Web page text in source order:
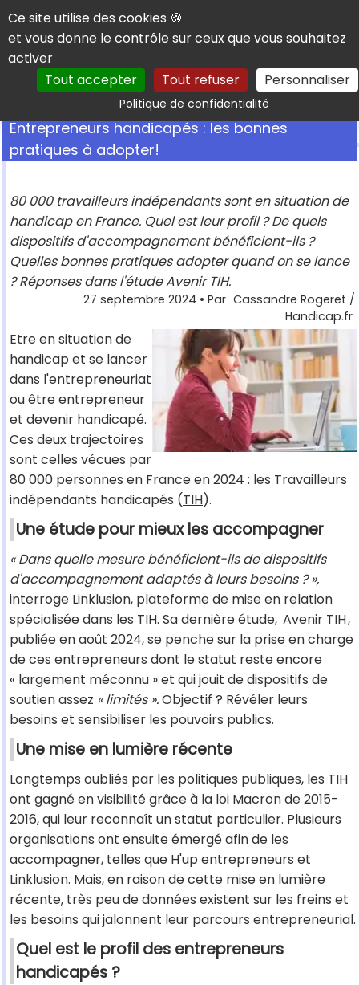
Panneau de gestion des cookies
Ce site utilise des cookies 🍪
et vous donne le contrôle sur ceux que vous souhaitez
activer
Tout accepter
Tout refuser Personnaliser
Politique de confidentialitéRechercher
Entrepreneurs handicapés : les bonnes
pratiques à adopter!
80 000 travailleurs indépendants sont en situation de
handicap en France. Quel est leur profil ? De quels
dispositifs d'accompagnement bénéficient-ils ?
Quelles bonnes pratiques adopter quand on se lance
? Réponses dans l'étude Avenir TIH.
27 septembre 2024 • Par Cassandre Rogeret /
Handicap.fr
Etre en situation de
handicap et se lancer
dans l'entrepreneuriat
ou être entrepreneur
et devenir handicapé.
Ces deux trajectoires
sont celles vécues par
80 000 personnes en France en 2024 : les Travailleurs
indépendants handicapés (TIH).
Une étude pour mieux les accompagner
« Dans quelle mesure bénéficient-ils de dispositifs
d'accompagnement adaptés à leurs besoins ? »,
interroge Linklusion, plateforme de mise en relation
spécialisée dans les TIH. Sa dernière étude, Avenir TIH,
publiée en août 2024, se penche sur la prise en charge
de ces entrepreneurs dont le statut reste encore
« largement méconnu » et qui jouit de dispositifs de
soutien assez « limités ».Objectif ? Révéler leurs
besoins et sensibiliser les pouvoirs publics.
Une mise en lumière récente
Longtemps oubliés par les politiques publiques, les TIH
ont gagné en visibilité grâce à la loi Macron de 2015-
2016, qui leur reconnaît un statut particulier. Plusieurs
organisations ont ensuite émergé afin de les
accompagner, telles que H'up entrepreneurs et
Linklusion. Mais, en raison de cette mise en lumière
récente, très peu de données existent sur les freins et
les besoins qui jalonnent leur parcours entrepreneurial.
Quel est le profil des entrepreneurs
handicapés ?